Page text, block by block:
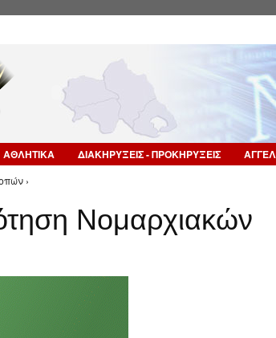
ΑΘΛΗΤΙΚΑ ΔΙΑΚΗΡΥΞΕΙΣ - ΠΡΟΚΗΡΥΞΕΙΣ
›
Νομαρχιακών